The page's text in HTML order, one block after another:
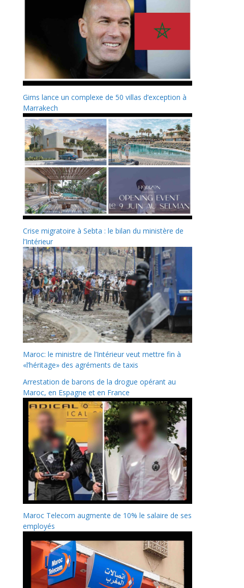
Gims lance un complexe de 50 villas d’exception à
Marrakech
Crise migratoire à Sebta : le bilan du ministère de
l’Intérieur
Maroc: le ministre de l’Intérieur veut mettre fin à
«l’héritage» des agréments de taxis
Arrestation de barons de la drogue opérant au
Maroc, en Espagne et en France
Maroc Telecom augmente de 10% le salaire de ses
employés